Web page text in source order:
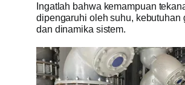
Ingatlah bahwa kemampuan
dipengaruhi oleh suhu, kebutuhan
dan dinamika sistem.